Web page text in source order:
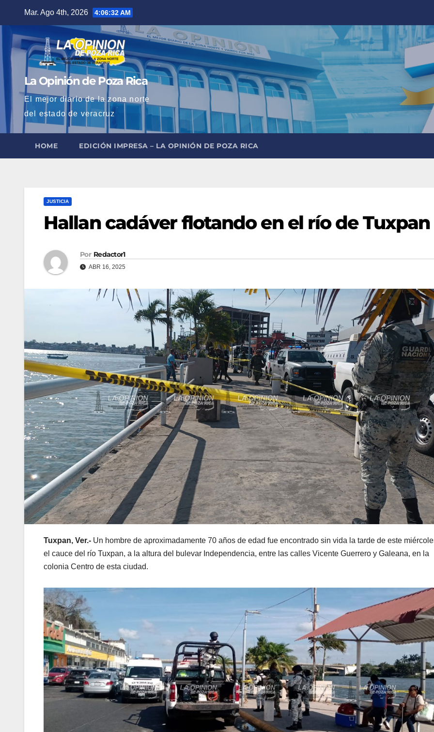
contenido
Mar. Ago 4th, 2026 4:06:34 AM
La Opinión de Poza Rica
El mejor diario de la zona norte
del estado de veracruz
HOME EDICIÓN IMPRESA – LA OPINIÓN DE POZA RICA
JUSTICIA
Hallan cadáver flotando en el río de Tuxpan
Por Redactor1
ABR 16, 2025
Tuxpan, Ver.- Un hombre de aproximadamente 70 años de edad fue encontrado sin vida la tarde de este
el cauce del río Tuxpan, a la altura del bulevar Independencia, entre las calles Vicente Guerrero y Galeana, en la
colonia Centro de esta ciudad.